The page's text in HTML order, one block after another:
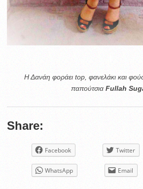
Η Δανάη φοράει top, φανελάκι και
παπούτσια Fullah
Share:
Facebook Twitter
WhatsApp Email